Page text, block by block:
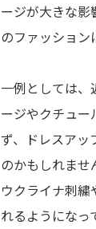
ージが大きな
のファッション
一例としては、
ージやクチュー
ず、ドレスアッ
のかもしれませ
ウクライナ刺
れるようになっ